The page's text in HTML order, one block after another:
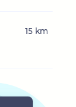
15 km